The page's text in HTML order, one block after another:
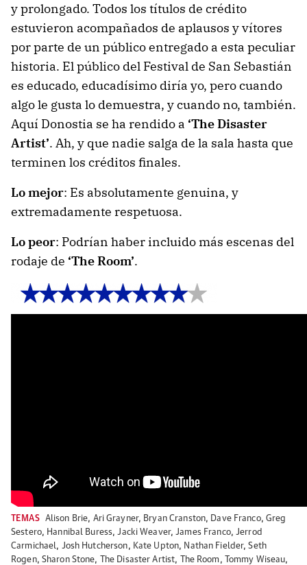
y prolongado. Todos los títulos de crédito
estuvieron acompañados de aplausos y vítores
por parte de un público entregado a esta peculiar
historia. El público del Festival de San Sebastián
es educado, educadísimo diría yo, pero cuando
algo le gusta lo demuestra, y cuando no, también.
Aquí Donostia se ha rendido a ‘The Disaster
Artist’. Ah, y que nadie salga de la sala hasta que
terminen los créditos finales.
Lo mejor: Es absolutamente genuina, y
extremadamente respetuosa.
Lo peor: Podrían haber incluido más escenas del
rodaje de ‘The Room’.
TEMAS Alison Brie, Ari Grayner, Bryan Cranston, Dave Franco, Greg
Sestero, Hannibal Buress,Jacki Weaver,James Franco,Jerrod
Carmichael, Josh Hutcherson, Kate Upton, Nathan Fielder,Seth
Rogen, Sharon Stone, The Disaster Artist, The Room , Tommy Wiseau,